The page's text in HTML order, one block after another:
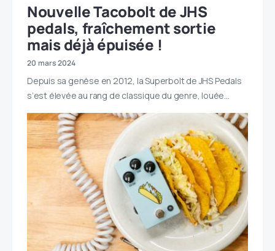
Nouvelle Tacobolt de JHS
pedals, fraîchement sortie
mais déjà épuisée !
20 mars 2024
Depuis sa genèse en 2012, la Superbolt de JHS Pedals
s’est élevée au rang de classique du genre, louée…